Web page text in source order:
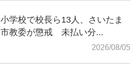
小学校で校長ら13人、さいたま
市教委が懲戒 未払い分...
2026/08/05